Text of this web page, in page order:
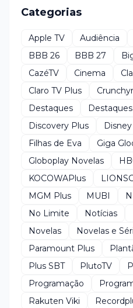
Categorias
Apple TV Audiência
BBB 26
BBB 27
CazéTV
Cinema
Claro TV Plus
Destaques
Discovery Plus
Filhas de Eva
Giga
Globoplay Novelas
KOCOWAPlus
MGM Plus
MUBI
No Limite
Notícias
Novelas
Novelas e
Paramount Plus
Plus SBT
PlutoTV
Programação
Rakuten Viki